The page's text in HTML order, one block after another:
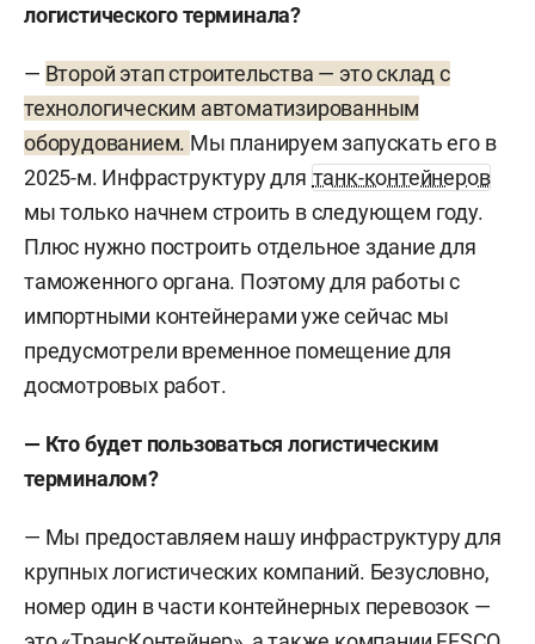
логистического терминала?
— Второй этап строительства — это склад с
технологическим автоматизированным
оборудованием. Мы планируем запускать его в
2025-м. Инфраструктуру для танк-контейнеров
мы только начнем строить в следующем году.
Плюс нужно построить отдельное здание для
таможенного органа. Поэтому для работы с
импортными контейнерами уже сейчас мы
предусмотрели временное помещение для
досмотровых работ.
— Кто будет пользоваться логистическим
терминалом?
— Мы предоставляем нашу инфраструктуру для
крупных логистических компаний. Безусловно,
номер один в части контейнерных перевозок —